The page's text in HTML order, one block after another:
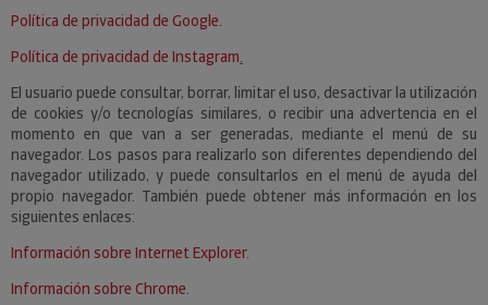
Política de privacidad de Google.
Política de privacidad de Instagram.
El usuario puede consultar, borrar, limitar el uso, desactivar la utilización
de cookies y/o tecnologías similares, o recibir una advertencia en el
momento en que van a ser generadas, mediante el menú de su
navegador. Los pasos para realizarlo son diferentes dependiendo del
navegador utilizado, y puede consultarlos en el menú de ayuda del
propio navegador. También puede obtener más información en los
siguientes enlaces:
Información sobre Internet Explorer.
Información sobre Chrome.